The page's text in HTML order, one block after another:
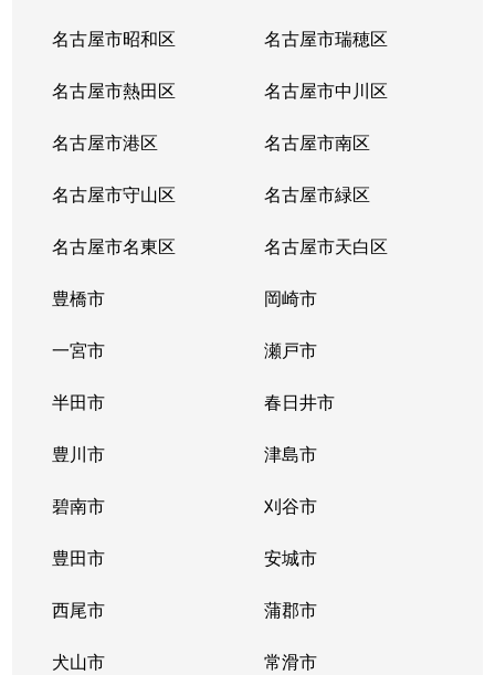
山田
1,300万円 平安通
山田北町
1,800万円 上飯田
瑠璃光町
志賀本通
若葉通
3,600万円 志賀本通
若葉通
4,300万円 平安通
名古屋市昭和区 名古屋市瑞穂区
名古屋市熱田区 名古屋市中川区
名古屋市港区 名古屋市南区
名古屋市守山区 名古屋市緑区
名古屋市名東区 名古屋市天白区
豊橋市 岡崎市
一宮市 瀬戸市
半田市 春日井市
豊川市 津島市
碧南市 刈谷市
豊田市 安城市
西尾市 蒲郡市
犬山市 常滑市